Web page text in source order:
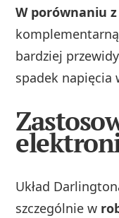
W porównaniu
bardziej
spadek napięcia
Układ
szczególnie w